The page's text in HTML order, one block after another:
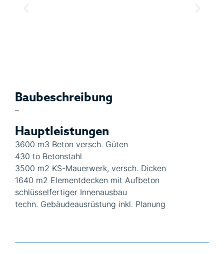
Baubeschreibung
–
Hauptleistungen
3600 m3 Beton versch. Güten
430 to Betonstahl
3500 m2 KS-Mauerwerk, versch. Dicken
1640 m2 Elementdecken mit Aufbeton
schlüsselfertiger Innenausbau
techn. Gebäudeausrüstung inkl. Planung